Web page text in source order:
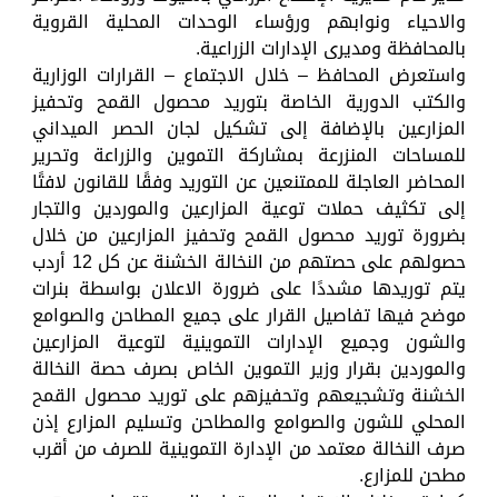
والاحياء ونوابهم ورؤساء الوحدات المحلية القروية
بالمحافظة ومديرى الإدارات الزراعية.
واستعرض المحافظ – خلال الاجتماع – القرارات الوزارية
والكتب الدورية الخاصة بتوريد محصول القمح وتحفيز
المزارعين بالإضافة إلى تشكيل لجان الحصر الميداني
للمساحات المنزرعة بمشاركة التموين والزراعة وتحرير
المحاضر العاجلة للممتنعين عن التوريد وفقًا للقانون لافتًا
إلى تكثيف حملات توعية المزارعين والموردين والتجار
بضرورة توريد محصول القمح وتحفيز المزارعين من خلال
حصولهم على حصتهم من النخالة الخشنة عن كل 12 أردب
يتم توريدها مشددًا على ضرورة الاعلان بواسطة بنرات
موضح فيها تفاصيل القرار على جميع المطاحن والصوامع
والشون وجميع الإدارات التموينية لتوعية المزارعين
والموردين بقرار وزير التموين الخاص بصرف حصة النخالة
الخشنة وتشجيعهم وتحفيزهم على توريد محصول القمح
المحلي للشون والصوامع والمطاحن وتسليم المزارع إذن
صرف النخالة معتمد من الإدارة التموينية للصرف من أقرب
مطحن للمزارع.